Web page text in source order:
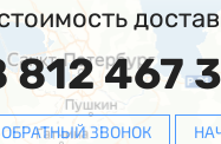
812 467
ОБРАТНЫЙ ЗВОНОК